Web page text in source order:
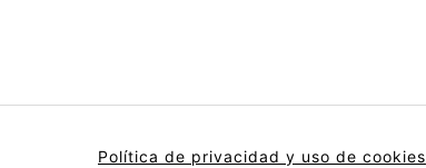
Política de privacidad y uso de cookies